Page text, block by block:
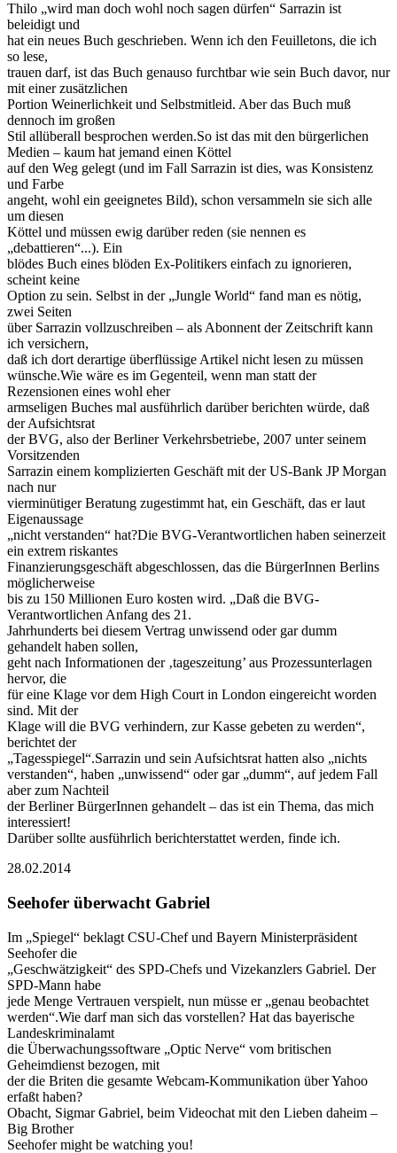
Thilo „wird man doch wohl noch sagen dürfen“ Sarrazin ist
beleidigt und
hat ein neues Buch geschrieben. Wenn ich den Feuilletons, die ich
so lese,
trauen darf, ist das Buch genauso furchtbar wie sein Buch davor, nur
mit einer zusätzlichen
Portion Weinerlichkeit und Selbstmitleid. Aber das Buch muß
dennoch im großen
Stil allüberall besprochen werden.So ist das mit den bürgerlichen
Medien – kaum hat jemand einen Köttel
auf den Weg gelegt (und im Fall Sarrazin ist dies, was Konsistenz
und Farbe
angeht, wohl ein geeignetes Bild), schon versammeln sie sich alle
um diesen
Köttel und müssen ewig darüber reden (sie nennen es
„debattieren“...). Ein
blödes Buch eines blöden Ex-Politikers einfach zu ignorieren,
scheint keine
Option zu sein. Selbst in der „Jungle World“ fand man es nötig,
zwei Seiten
über Sarrazin vollzuschreiben – als Abonnent der Zeitschrift kann
ich versichern,
daß ich dort derartige überflüssige Artikel nicht lesen zu müssen
wünsche.Wie wäre es im Gegenteil, wenn man statt der
Rezensionen eines wohl eher
armseligen Buches mal ausführlich darüber berichten würde, daß
der Aufsichtsrat
der BVG, also der Berliner Verkehrsbetriebe, 2007 unter seinem
Vorsitzenden
Sarrazin einem komplizierten Geschäft mit der US-Bank JP Morgan
nach nur
vierminütiger Beratung zugestimmt hat, ein Geschäft, das er laut
Eigenaussage
„nicht verstanden“ hat?Die BVG-Verantwortlichen haben seinerzeit
ein extrem riskantes
Finanzierungsgeschäft abgeschlossen, das die BürgerInnen Berlins
möglicherweise
bis zu 150 Millionen Euro kosten wird. „Daß die BVG-
Verantwortlichen Anfang des 21.
Jahrhunderts bei diesem Vertrag unwissend oder gar dumm
gehandelt haben sollen,
geht nach Informationen der ‚tageszeitung’ aus Prozessunterlagen
hervor, die
für eine Klage vor dem High Court in London eingereicht worden
sind. Mit der
Klage will die BVG verhindern, zur Kasse gebeten zu werden“,
berichtet der
„Tagesspiegel“.Sarrazin und sein Aufsichtsrat hatten also „nichts
verstanden“, haben „unwissend“ oder gar „dumm“, auf jedem Fall
aber zum Nachteil
der Berliner BürgerInnen gehandelt – das ist ein Thema, das mich
interessiert!
Darüber sollte ausführlich berichterstattet werden, finde ich.
28.02.2014
Seehofer überwacht Gabriel
Im „Spiegel“ beklagt CSU-Chef und Bayern Ministerpräsident
Seehofer die
„Geschwätzigkeit“ des SPD-Chefs und Vizekanzlers Gabriel. Der
SPD-Mann habe
jede Menge Vertrauen verspielt, nun müsse er „genau beobachtet
werden“.Wie darf man sich das vorstellen? Hat das bayerische
Landeskriminalamt
die Überwachungssoftware „Optic Nerve“ vom britischen
Geheimdienst bezogen, mit
der die Briten die gesamte Webcam-Kommunikation über Yahoo
erfaßt haben?
Obacht, Sigmar Gabriel, beim Videochat mit den Lieben daheim –
Big Brother
Seehofer might be watching you!